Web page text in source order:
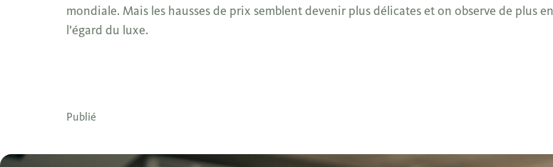
mondiale. Mais les hausses de prix semblent devenir plus délicates et on observe de plus
l’égard du luxe.
Publié